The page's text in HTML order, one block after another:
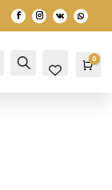
Account Search 0